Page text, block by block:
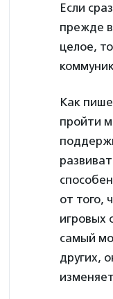
Если
прежде
целое,
Как
пройти
от того,
игровых
самый
других,